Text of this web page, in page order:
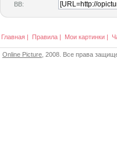
BB:
Главная | Правила | Мои картинки |
Online Picture , 2008. Все права